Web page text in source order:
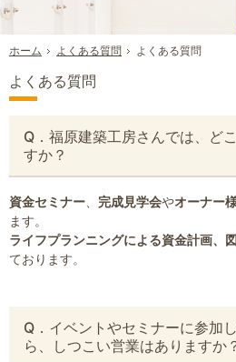
ホーム よくある質問 よくある質問
よくある質問
Q．福原建築工房さんでは、ど
すか？
資金セミナー 完成見学会やオーナー
ます。
ライフプランニングによる資金計画、
ております。
Q．イベントやセミナーに参加
ら、しつこい営業はありますか